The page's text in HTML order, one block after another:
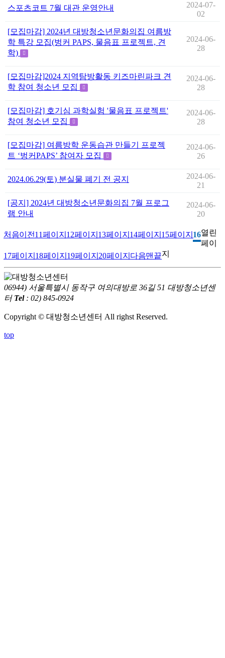
스포츠코트 7월 대관 운영안내
2024-07-
02
[모집마감] 2024년 대방청소년문화의집 여름방
학 특강 모집(벙커 PAPS, 물음표 프로젝트, 견
학)
2024-06-
28
[모집마감]2024 지역탐방활동 키즈마린파크 견
학 참여 청소년 모집
2024-06-
28
[모집마감] 호기심 과학실험 '물음표 프로젝트'
참여 청소년 모집
2024-06-
28
[모집마감] 여름방학 운동습관 만들기 프로젝
트 ‘벙커PAPS’ 참여자 모집
2024-06-
26
2024.06.29(토) 분실물 폐기 전 공지
2024-06-
21
[공지] 2024년 대방청소년문화의집 7월 프로그
램 안내
2024-06-
20
처음이전11페이지 12페이지 13페이지 14페이지 15페이지 열린
16
페이
지
17페이지 18페이지 19페이지 20페이지 다음맨끝
06944) 서울특별시 동작구 여의대방로 36길 51 대방청소년센
터 Tel : 02) 845-0924
Copyright © 대방청소년센터 All righst Reserved.
top